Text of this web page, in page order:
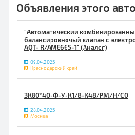
Объявления этого
"Автоматический
балансировночый клапан с
AQT- R/AME665-1" (Аналог)
09.04.2025
Краснодарский край
ЗК80*40-Ф-У-К1/8-К48/РМ/Н/С0
28.04.2025
Москва